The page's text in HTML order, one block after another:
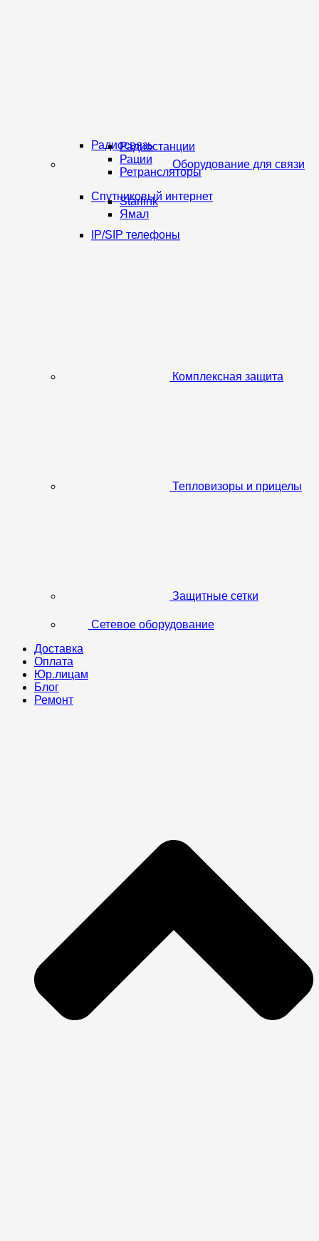
Оборудование для связи
Радиосвязь
Радиостанции
Рации
Ретрансляторы
Спутниковый интернет
Starlink
Ямал
IP/SIP телефоны
Комплексная защита
Тепловизоры и прицелы
Защитные сетки
Сетевое оборудование
Доставка
Оплата
Юр.лицам
Блог
Ремонт